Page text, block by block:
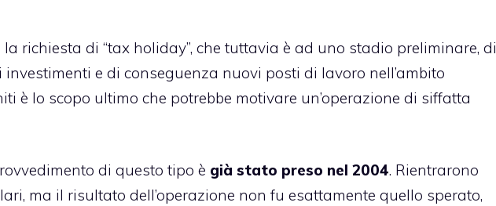
richiesta di “tax holiday”, che tuttavia è ad uno stadio preliminare, di
e di conseguenza nuovi posti di lavoro nell’ambito
è lo scopo ultimo che potrebbe motivare un’operazione di siffatta
di questo tipo è già stato preso nel 2004. Rientrarono
ma il risultato dell’operazione non fu esattamente quello sperato,